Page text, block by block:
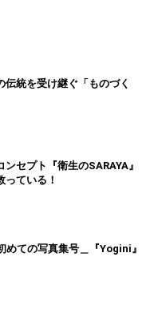
伝統を受け継ぐ「ものづく
セプト『衛生のSARAYA』
っている！
めての写真集号＿『Yogini』